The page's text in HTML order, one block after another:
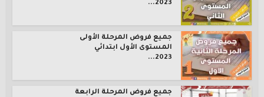
2023...
جميع فروض المرحلة الأولى
المستوى الأول ابتدائي
2023...
جميع فروض المرحلة الرابعة